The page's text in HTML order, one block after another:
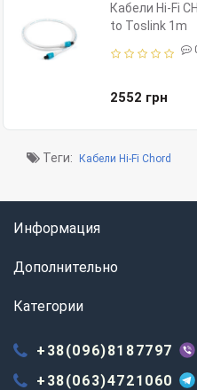
Кабели Hi-Fi
to Toslink 1m
2552 грн
Теги: Кабели Hi-Fi Chord
Информация
Дополнительно
Категории
+38(096)8187797
+38(063)4721060